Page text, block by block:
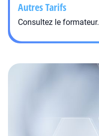
Autres Tarifs
Consultez le formateur.